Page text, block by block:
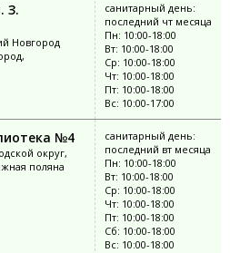
З.
Новгород
санитарный день:
последний чт месяца
Пн: 10:00-18:00
Вт: 10:00-18:00
Ср: 10:00-18:00
Чт: 10:00-18:00
Пт: 10:00-18:00
Вс: 10:00-17:00
№4
округ,
поляна
санитарный день:
последний вт месяца
Пн: 10:00-18:00
Вт: 10:00-18:00
Ср: 10:00-18:00
Чт: 10:00-18:00
Пт: 10:00-18:00
Сб: 10:00-18:00
Вс: 10:00-18:00